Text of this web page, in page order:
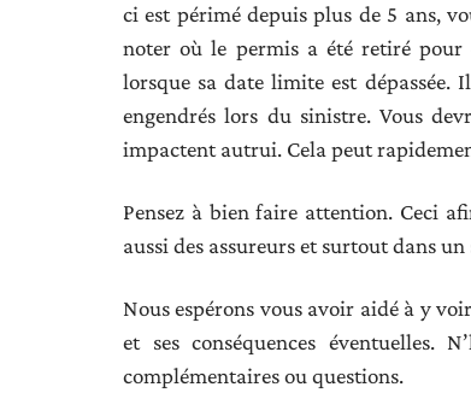
ci est périmé depuis plus de 5 ans,
noter où le permis a été retiré
lorsque sa date limite est dépassée.
engendrés lors du sinistre. Vous
impactent autrui. Cela peut
Pensez à bien faire attention. Ceci
aussi des assureurs et surtout dans
Nous espérons vous avoir aidé à y
et ses conséquences éventuelles.
complémentaires ou questions.